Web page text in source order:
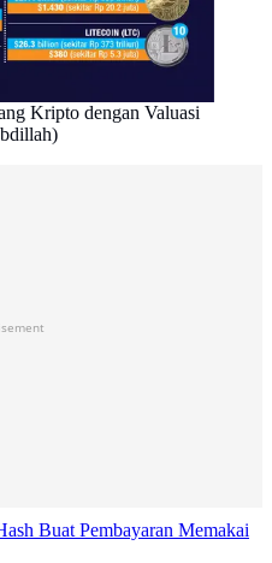
Kripto dengan Valuasi
Buat Pembayaran Memakai